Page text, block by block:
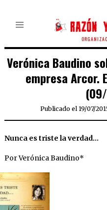
Verónica Baudino
empresa Arcor.
Publicado el 19/07/
Nunca es triste la verdad…
Por Verónica Baudino*